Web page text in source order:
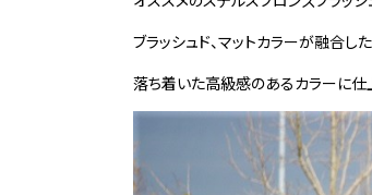
ブラッシュド、マットカラーが融合し
落ち着いた高級感のあるカラーに仕